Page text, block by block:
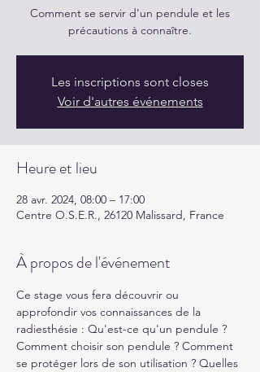
Comment se servir d'un pendule et les
précautions à connaître.
Les inscriptions sont closes
Voir d'autres événements
Heure et lieu
28 avr. 2024, 08:00 – 17:00
Centre O.S.E.R., 26120 Malissard, France
À propos de l'événement
Ce stage vous fera découvrir ou
approfondir vos connaissances de la
radiesthésie : Qu'est-ce qu'un pendule ?
Comment choisir son pendule ? Comment
se protéger lors de son utilisation ? Quelles